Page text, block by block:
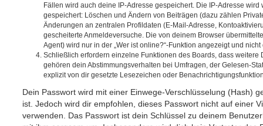
Fällen wird auch deine IP-Adresse gespeichert. Die IP-Adresse
gespeichert: Löschen und Ändern von Beiträgen (dazu zählen
Änderungen an zentralen Profildaten (E-Mail-Adresse,
gescheiterte Anmeldeversuche. Die von deinem Browser
Agent) wird nur in der „Wer ist online?“-Funktion angezeigt und
Schließlich erfordern einzelne Funktionen des Boards, dass weitere
gehören dein Abstimmungsverhalten bei Umfragen, der Gelesen-
explizit von dir gesetzte Lesezeichen oder
Dein Passwort wird mit einer Einwege-Verschlüsselung (Hash)
ist. Jedoch wird dir empfohlen, dieses Passwort nicht auf einer
verwenden. Das Passwort ist dein Schlüssel zu deinem